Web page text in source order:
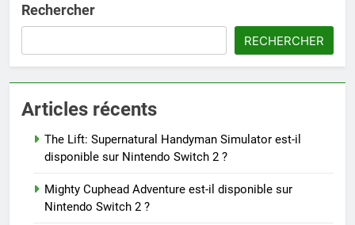
Rechercher
RECHERCHER
Articles récents
The Lift: Supernatural Handyman Simulator est-il
disponible sur Nintendo Switch 2 ?
Mighty Cuphead Adventure est-il disponible sur
Nintendo Switch 2 ?